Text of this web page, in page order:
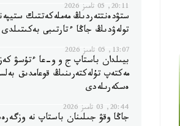
20:11, 05 تامىز 2026
ستۋدەنتتەردىڭ مەملەكەتتىك
تولەۋدىڭ جاڭا ءتارتىبى بەكىتىلدى
13:07, 05 تامىز 2026
بيىلدان باستاپ ج و و-عا ءتۇسۋ
مەكتەپ تۇلەكتەرىنىڭ قوعامدىق
ەسكەرىلەدى
20:44, 03 تامىز 2026
جاڭا وقۋ جىلىنان باستاپ نە